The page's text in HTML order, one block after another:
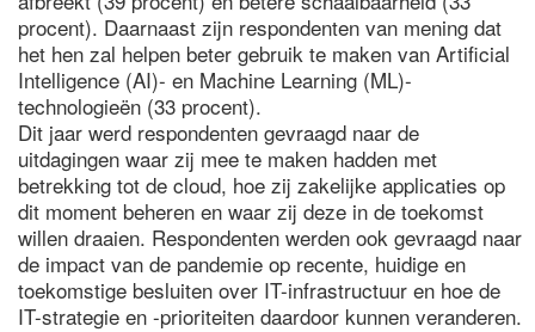
procent). Daarnaast zijn respondenten van mening dat
het hen zal helpen beter gebruik te maken van Artificial
Intelligence (AI)- en Machine Learning (ML)-
technologieën (33 procent).
Dit jaar werd respondenten gevraagd naar de
uitdagingen waar zij mee te maken hadden met
betrekking tot de cloud, hoe zij zakelijke applicaties op
dit moment beheren en waar zij deze in de toekomst
willen draaien. Respondenten werden ook gevraagd naar
de impact van de pandemie op recente, huidige en
toekomstige besluiten over IT-infrastructuur en hoe de
IT-strategie en -prioriteiten daardoor kunnen veranderen.